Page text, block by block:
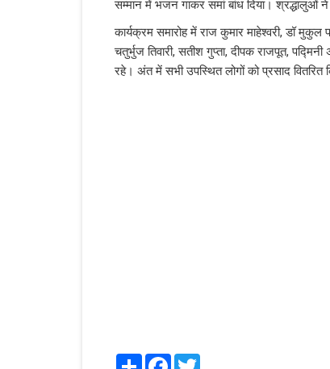
सम्मान में भजन गाकर समां बांध दिया। श्रद्धालुओं ने
कार्यक्रम समारोह में राज कुमार माहेश्वरी, डॉ मुकुल
चतुर्भुज तिवारी, सतीश गुप्ता, दीपक राजपूत,
रहे। अंत में सभी उपस्थित लोगों को प्रसाद वितरित
Share Facebook